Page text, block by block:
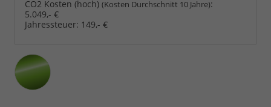
CO2 Kosten (hoch) (Kosten Durchschnitt 10 Jahre):
5.049,- €
Jahressteuer: 149,- €